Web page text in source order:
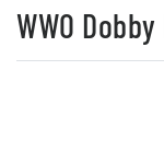
WWO